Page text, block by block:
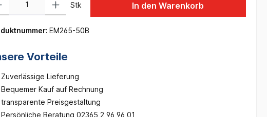
Stk In den Warenkorb
EM265-50B
Vorteile
Zuverlässige Lieferung
Bequemer Kauf auf Rechnung
transparente Preisgestaltung
Persönliche Beratung 02365 2 96 96 01